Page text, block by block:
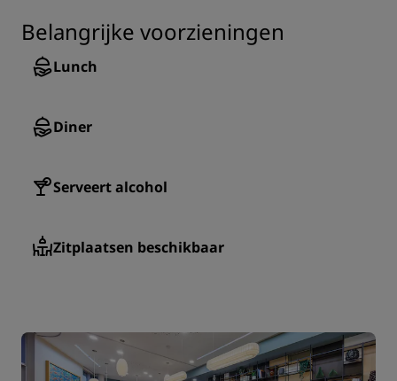
Belangrijke voorzieningen
Lunch
Diner
Serveert alcohol
Zitplaatsen beschikbaar